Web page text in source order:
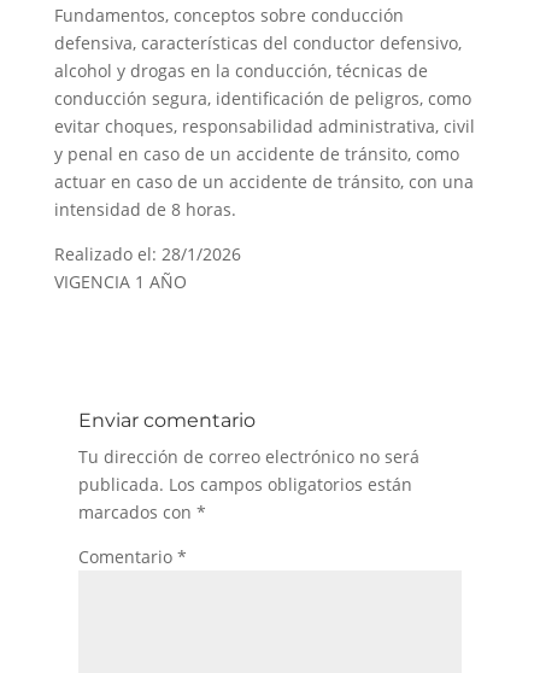
Fundamentos, conceptos sobre conducción
defensiva, características del conductor defensivo,
alcohol y drogas en la conducción, técnicas de
conducción segura, identificación de peligros, como
evitar choques, responsabilidad administrativa, civil
y penal en caso de un accidente de tránsito, como
actuar en caso de un accidente de tránsito, con una
intensidad de 8 horas.
Realizado el: 28/1/2026
VIGENCIA 1 AÑO
Enviar comentario
Tu dirección de correo electrónico no será
publicada. Los campos obligatorios están
marcados con *
Comentario *